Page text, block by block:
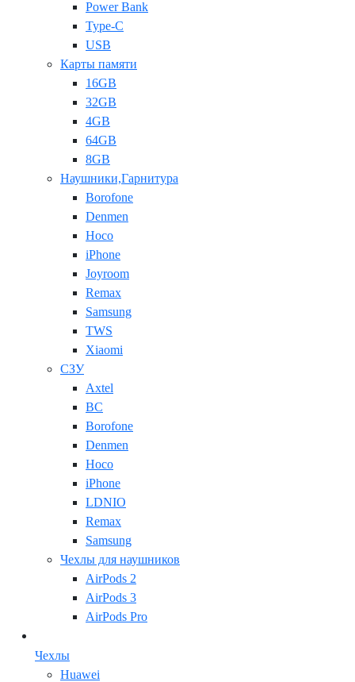
Power Bank
Type-C
USB
Карты памяти
16GB
32GB
4GB
64GB
8GB
Наушники,Гарнитура
Borofone
Denmen
Hoco
iPhone
Joyroom
Remax
Samsung
TWS
Xiaomi
СЗУ
Axtel
BC
Borofone
Denmen
Hoco
iPhone
LDNIO
Remax
Samsung
Чехлы для наушников
AirPods 2
AirPods 3
AirPods Pro
Чехлы
Huawei